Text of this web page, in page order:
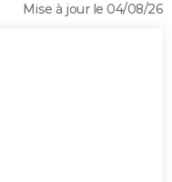
Mise à jour le 04/08/26